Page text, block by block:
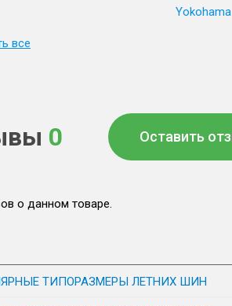
Yokohama
все
0 Оставить
о данном товаре.
ТИПОРАЗМЕРЫ ЛЕТНИХ ШИН